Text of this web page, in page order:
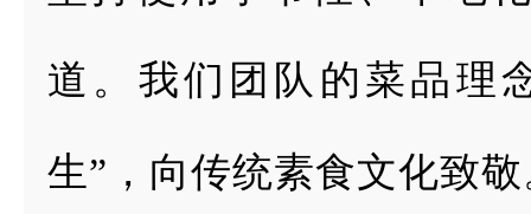
道。 我们团队的菜品理
生”，向传统素食文化致